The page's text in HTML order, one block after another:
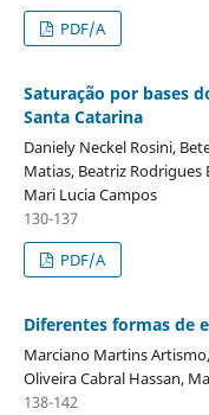
PDF/A
Saturação por bases
Santa Catarina
Daniely Neckel Rosini,
Matias, Beatriz
Mari Lucia Campos
130-137
PDF/A
Diferentes formas de
Marciano Martins
Oliveira Cabral Hassan,
138-142